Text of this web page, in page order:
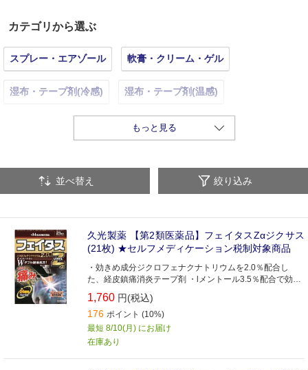
カテゴリから選ぶ
スプレー・エアゾール 軟膏・クリーム・ゲル
湿布・テープ剤(冷感) 湿布・テープ剤(温感)
もっと見る
並べ替え 絞り込み
久光製薬 【第2類医薬品】フェイタスZαジクサス
(21枚) ★セルフメディケーション税制対象商品
・効きめ成分ジクロフェナクナトリウムを2.0％配合し
た、経皮鎮痛消炎テープ剤 ・lメントール3.5％配合で効果
感がアップしました ・肩や首・腰・関節・筋肉などのつら
い痛みに優れた効きめをあらわします ・微香性なので、就
寝時や人前でも気になりません ・全方向伸縮で、肌にピッ
タリフィットします ・保存に便利なチャック付きです
1,760 円(税込)
176 ポイント (10%)
最短 8/10(月) にお届け
在庫あり